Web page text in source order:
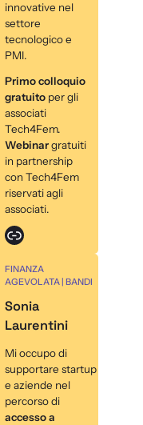
innovative nel
settore
tecnologico e
PMI.
Primo colloquio
gratuito per gli
associati
Tech4Fem.
Webinargratuiti
in partnership
con Tech4Fem
riservati agli
associati.
Link
FINANZA
AGEVOLATA | BANDI
Sonia
Laurentini
Mi occupo di
supportare startup
e aziende nel
percorso di
accesso a